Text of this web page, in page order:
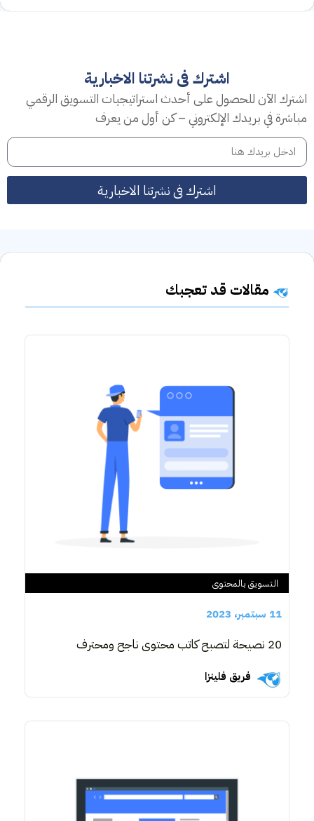
اشترك فى نشرتنا الاخبارية
اشترك الآن للحصول على أحدث استراتيجيات التسويق الرقمي
مباشرة في بريدك الإلكتروني – كن أول من يعرف
اشترك فى نشرتنا الاخبارية
مقالات قد تعجبك
التسويق بالمحتوى
11 سبتمبر، 2023
20 نصيحة لتصبح كاتب محتوى ناجح ومحترف
فريق فلينزا